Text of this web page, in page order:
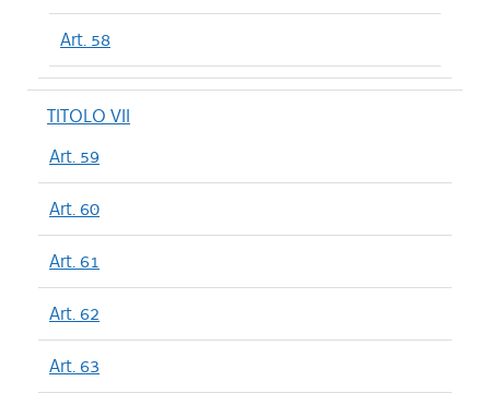
Art. 58
TITOLO VII
Art. 59
Art. 60
Art. 61
Art. 62
Art. 63